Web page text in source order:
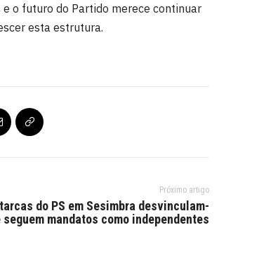
o futuro do Partido merece continuar
esta estrutura.
Próximo artigo
do PS em Sesimbra desvinculam-
seguem mandatos como independentes